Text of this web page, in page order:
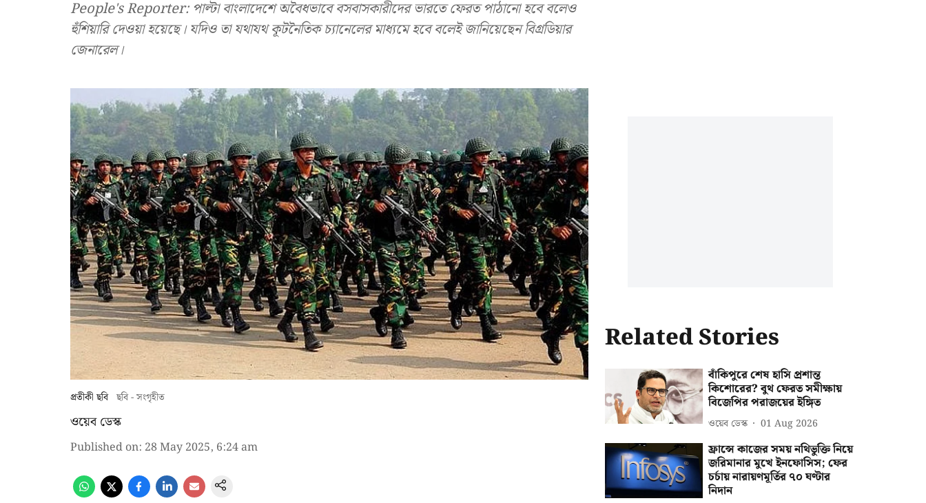
People's Reporter: পাল্টা বাংলাদেশে অবৈধভাবে বসবাসকারীদের ভারতে ফেরত পাঠানো হবে বলেও
হুঁশিয়ারি দেওয়া হয়েছে। যদিও তা যথাযথ কূটনৈতিক চ্যানেলের মাধ্যমে হবে বলেই জানিয়েছেন বিগ্রডিয়ার
জেনারেল।
প্রতীকী ছবি ছবি - সংগৃহীত
ওয়েব ডেস্ক
Published on: 28 May 2025, 6:24 am
Related Stories
বাঁকিপুরে শেষ হাসি প্রশান্ত
কিশোরের? বুথ ফেরত সমীক্ষায়
বিজেপির পরাজয়ের ইঙ্গিত
ওয়েব ডেস্ক 01 Aug 2026
ফ্রান্সে কাজের সময় নথিভুক্তি নিয়ে
জরিমানার মুখে ইনফোসিস; ফের
চর্চায় নারায়ণমূর্তির ৭০ ঘণ্টার
নিদান